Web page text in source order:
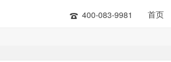
400-083-9981 首页